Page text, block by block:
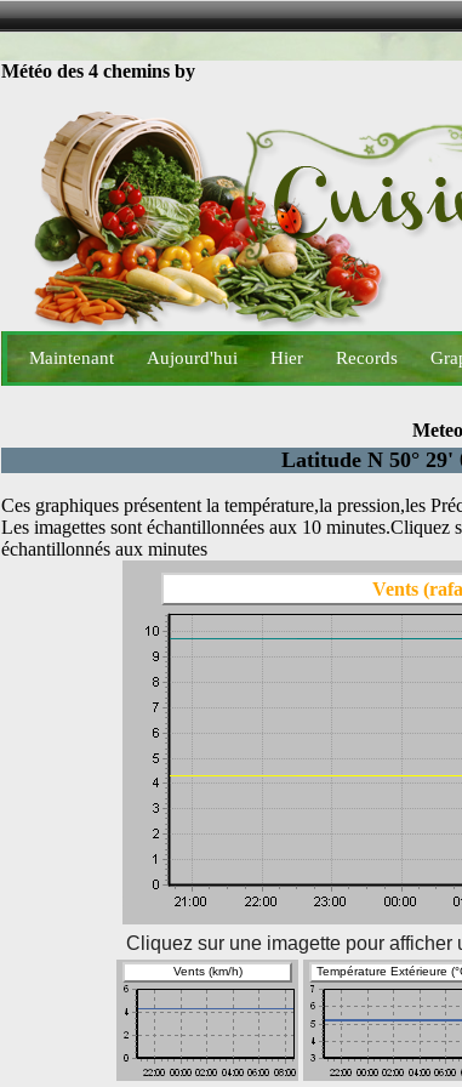
Météo des 4 chemins by
Maintenant Aujourd'hui Hier Records
Latitude N 50°
Ces graphiques présentent la température,la pression,les
Les imagettes sont échantillonnées aux 10
échantillonnés aux minutes
Vents
Cliquez sur une imagette pour afficher
Vents (km/h) Température Extérieure